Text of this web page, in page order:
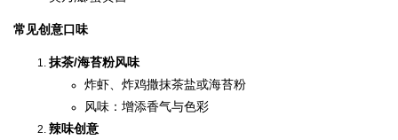
常见创意口味
抹茶/海苔粉风味
炸虾、炸鸡撒抹茶盐或海苔粉
风味：增添香气与色彩
辣味创意